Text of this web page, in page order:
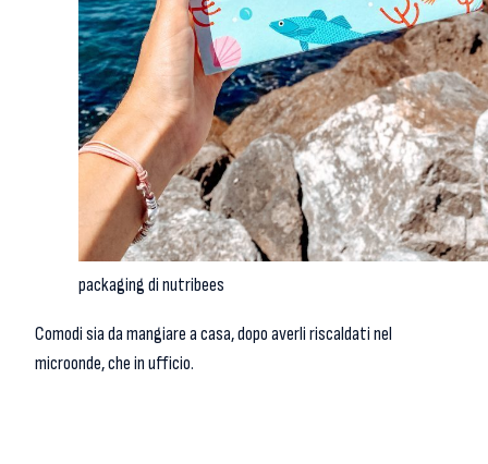
packaging di nutribees
Comodi sia da mangiare a casa, dopo averli riscaldati nel
microonde, che in ufficio.